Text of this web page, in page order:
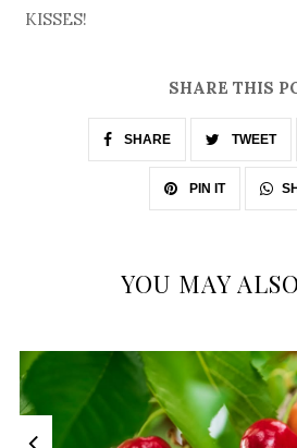
KISSES!
SHARE THIS
SHARE TWEET
PIN IT
YOU MAY